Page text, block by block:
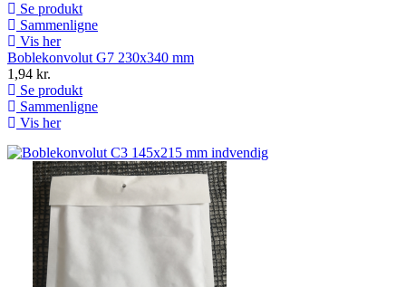
Se produkt
Sammenligne
Vis her
Boblekonvolut G7 230x340 mm
1,94 kr.
Se produkt
Sammenligne
Vis her